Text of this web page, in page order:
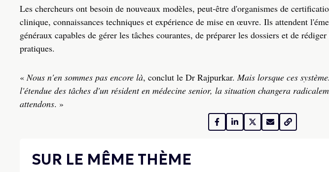
Les chercheurs ont besoin de nouveaux modèles, peut-être d'organismes de
clinique, connaissances techniques et expérience de mise en œuvre. Ils attendent
généraux capables de gérer les tâches courantes, de préparer les dossiers et de
pratiques.
«Nous n'en sommes pas encore là, conclut le Dr Rajpurkar.Mais lorsque ces
l'étendue des tâches d'un résident en médecine senior, la situation changera
attendons. »
SUR LE MÊME THÈME